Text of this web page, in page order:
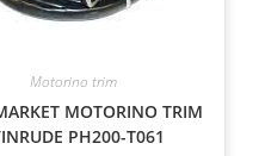
Motorino trim
MOTORINO TRIM
PH200-T061